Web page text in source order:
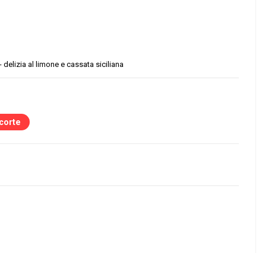
al limone e cassata siciliana